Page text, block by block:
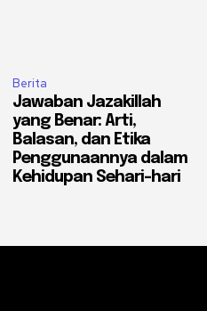
Berita
Jawaban Jazakillah
yang Benar: Arti,
Balasan, dan Etika
Penggunaannya dalam
Kehidupan Sehari-hari